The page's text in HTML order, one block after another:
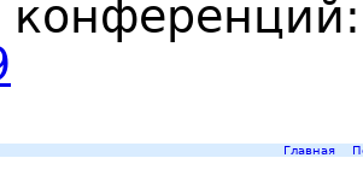
Главная